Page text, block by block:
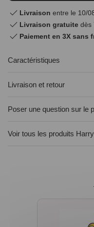
Livraison entre le 10/
Livraison gratuite dès
Paiement en 3X sans
Caractéristiques
Livraison et retour
Poser une question sur le
Voir tous les produits